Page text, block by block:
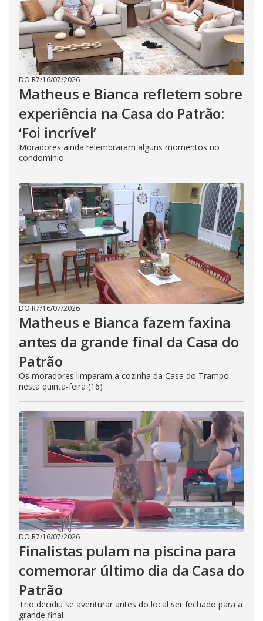
DO R7/16/07/2026
Matheus e Bianca refletem sobre
experiência na Casa do Patrão:
‘Foi incrível’
Moradores ainda relembraram alguns momentos no
condomínio
DO R7/16/07/2026
Matheus e Bianca fazem faxina
antes da grande final da Casa do
Patrão
Os moradores limparam a cozinha da Casa do Trampo
nesta quinta-feira (16)
DO R7/16/07/2026
Finalistas pulam na piscina para
comemorar último dia da Casa do
Patrão
Trio decidiu se aventurar antes do local ser fechado para a
grande final